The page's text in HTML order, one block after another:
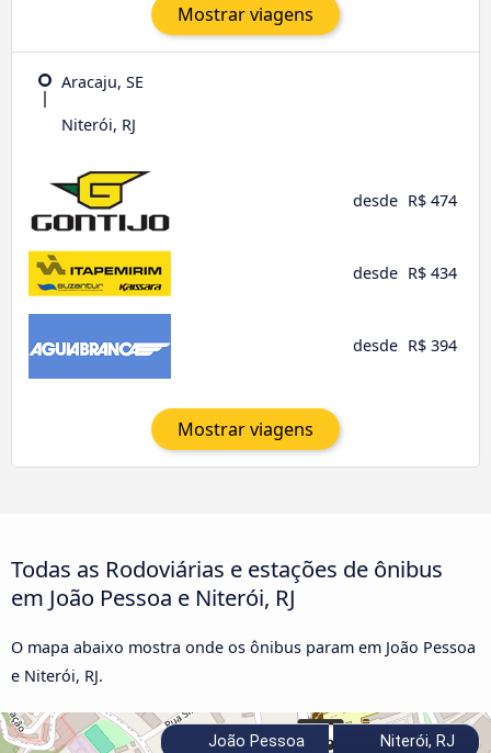
Mostrar viagens
Aracaju, SE
Niterói, RJ
desde R$ 474
desde R$ 434
desde R$ 394
Mostrar viagens
Todas as Rodoviárias e estações de ônibus
em João Pessoa e Niterói, RJ
O mapa abaixo mostra onde os ônibus param em João Pessoa
e Niterói, RJ.
João Pessoa Niterói, RJ